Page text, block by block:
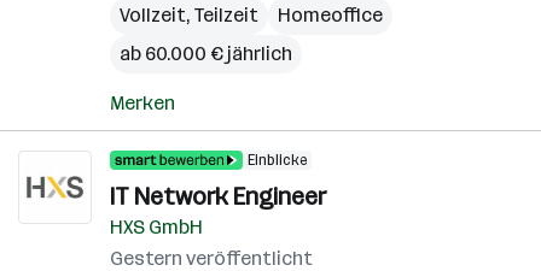
Vollzeit, Teilzeit
Homeoffice
ab 60.000 € jährlich
Merken
Einblicke
IT Network Engineer
HXS GmbH
Gestern veröffentlicht